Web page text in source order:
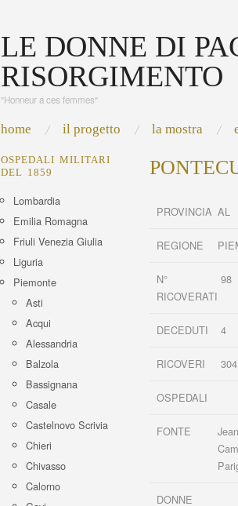
LE DONNE DI
RISORGIMENTO
"Honneur a ces femmes"
home il progetto la mostra
OSPEDALI MILITARI
DEL 1859
Lombardia
Emilia Romagna
Friuli Venezia Giulia
Liguria
Piemonte
Asti
Acqui
Alessandria
Balzola
Bassignana
Casale
Castelnovo Scrivia
Chieri
Chivasso
Calorno
PROVINCIA AL
REGIONE
N°
RICOVERATI
98
DECEDUTI 4
RICOVERI 304
OSPEDALI
FONTE
DONNE